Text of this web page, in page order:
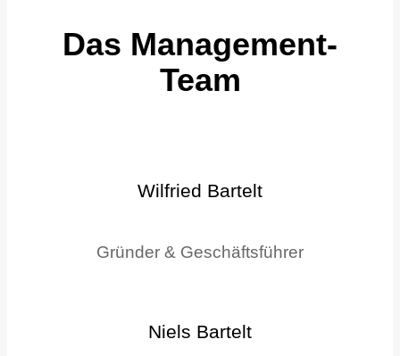
Das Management-
Team
Wilfried Bartelt
Gründer & Geschäftsführer
Niels Bartelt